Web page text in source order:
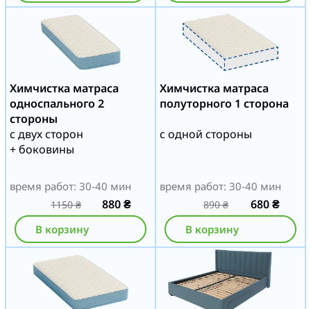
Химчистка матраса
односпального 2
стороны
с двух сторон
+ боковины
время работ: 30-40 мин
1150₴ 880₴
В корзину
Химчистка матраса
полуторного 1 сторона
с одной стороны
время работ: 30-40 мин
890₴ 680₴
В корзину